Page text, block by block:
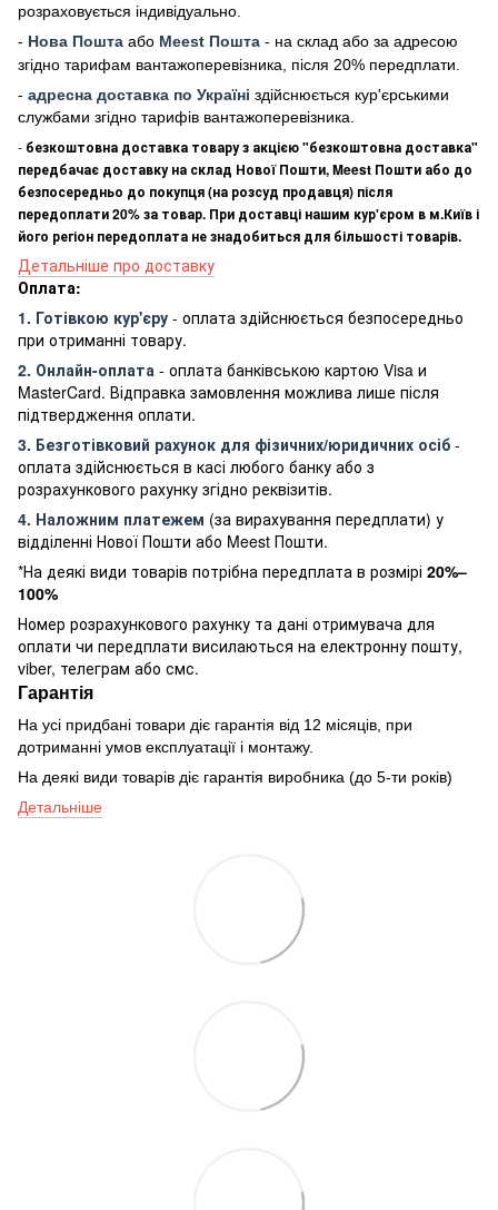
розраховується індивідуально.
- Нова Пошта або Meest Пошта - на склад або за адресою
згідно тарифам вантажоперевізника, після 20% передплати.
- адресна доставка по Україні здійснюється кур'єрськими
службами згідно тарифів вантажоперевізника.
- безкоштовна доставка товару з акцією "безкоштовна доставка"
передбачає доставку на склад Нової Пошти, Meest Пошти або до
безпосередньо до покупця (на розсуд продавця) після
передоплати 20% за товар. При доставці нашим кур'єром в м.Київ і
його регіон передоплата не знадобиться для більшості товарів.
Детальніше про доставку
Оплата:
1. Готівкою кур'єру - оплата здійснюється безпосередньо
при отриманні товару.
2. Онлайн-оплата - оплата банківською картою Visa и
MasterCard. Відправка замовлення можлива лише після
підтвердження оплати.
3. Безготівковий рахунок для фізичних/юридичних осіб -
оплата здійснюється в касі любого банку або з
розрахункового рахунку згідно реквізитів.
4. Наложним платежем (за вирахування передплати) у
відділенні Нової Пошти або Meest Пошти.
*На деякі види товарів потрібна передплата в розмірі 20%–
100%
Номер розрахункового рахунку та дані отримувача для
оплати чи передплати висилаються на електронну пошту,
viber, телеграм або смс.
Гарантія
На усі придбані товари діє гарантія від 12 місяців, при
дотриманні умов експлуатації і монтажу.
На деякі види товарів діє гарантія виробника (до 5-ти років)
Детальніше